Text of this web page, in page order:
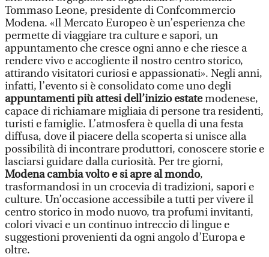
Tommaso Leone, presidente di Confcommercio
Modena. «Il Mercato Europeo è un’esperienza che
permette di viaggiare tra culture e sapori, un
appuntamento che cresce ogni anno e che riesce a
rendere vivo e accogliente il nostro centro storico,
attirando visitatori curiosi e appassionati». Negli anni,
infatti, l’evento si è consolidato come uno degli
appuntamenti più attesi dell’inizio estatemodenese,
capace di richiamare migliaia di persone tra residenti,
turisti e famiglie. L’atmosfera è quella di una festa
diffusa, dove il piacere della scoperta si unisce alla
possibilità di incontrare produttori, conoscere storie e
lasciarsi guidare dalla curiosità. Per tre giorni,
Modena cambia volto e si apre al mondo,
trasformandosi in un crocevia di tradizioni, sapori e
culture. Un’occasione accessibile a tutti per vivere il
centro storico in modo nuovo, tra profumi invitanti,
colori vivaci e un continuo intreccio di lingue e
suggestioni provenienti da ogni angolo d’Europa e
oltre.